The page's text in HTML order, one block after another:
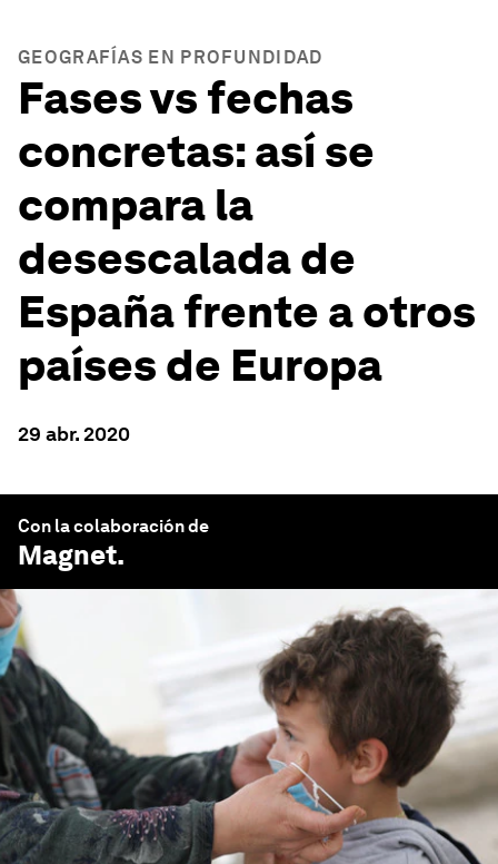
GEOGRAFÍAS EN PROFUNDIDAD
Fases vs fechas
concretas: así se
compara la
desescalada de
España frente a otros
países de Europa
29 abr. 2020
Con la colaboración de
Magnet.